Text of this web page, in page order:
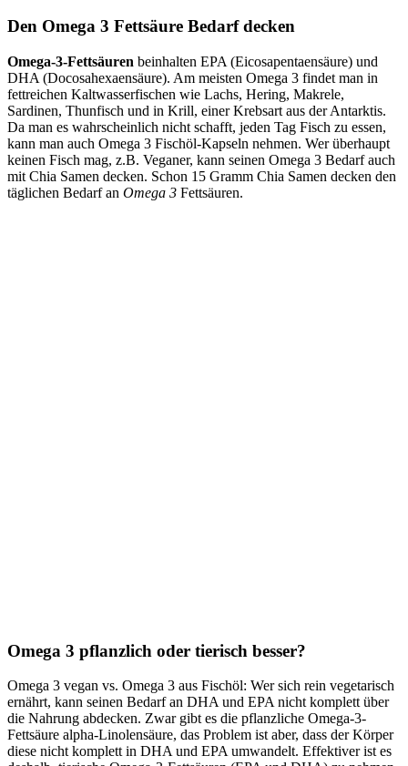
Den Omega 3 Fettsäure Bedarf decken
Omega-3-Fettsäuren beinhalten EPA (Eicosapentaensäure) und
DHA (Docosahexaensäure). Am meisten Omega 3 findet man in
fettreichen Kaltwasserfischen wie Lachs, Hering, Makrele,
Sardinen, Thunfisch und in Krill, einer Krebsart aus der Antarktis.
Da man es wahrscheinlich nicht schafft, jeden Tag Fisch zu essen,
kann man auch Omega 3 Fischöl-Kapseln nehmen. Wer überhaupt
keinen Fisch mag, z.B. Veganer, kann seinen Omega 3 Bedarf auch
mit Chia Samen decken. Schon 15 Gramm Chia Samen decken den
täglichen Bedarf an Omega 3 Fettsäuren.
Omega 3 pflanzlich oder tierisch besser?
Omega 3 vegan vs. Omega 3 aus Fischöl: Wer sich rein vegetarisch
ernährt, kann seinen Bedarf an DHA und EPA nicht komplett über
die Nahrung abdecken. Zwar gibt es die pflanzliche Omega-3-
Fettsäure alpha-Linolensäure, das Problem ist aber, dass der Körper
diese nicht komplett in DHA und EPA umwandelt. Effektiver ist es